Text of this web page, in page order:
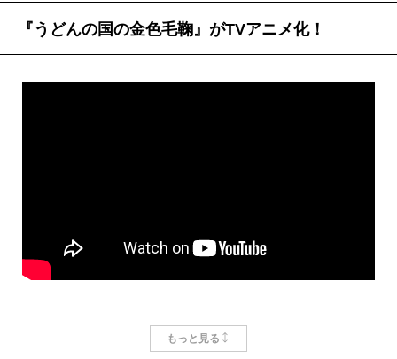
『うどんの国の金色毛鞠』がTVアニメ化！
月刊コミック＠バンチ」連載の人気作品『
もっと見る